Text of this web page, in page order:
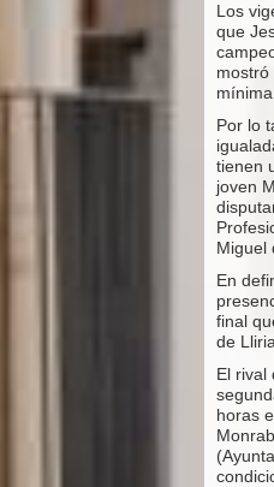
Los
que
mínima.
Por lo
tienen
joven
Miguel
En
final
de Lliria.
El rival
horas